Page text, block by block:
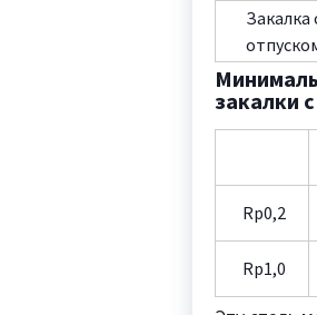
Закалка
закалки
Rp0,2
Rp1,0